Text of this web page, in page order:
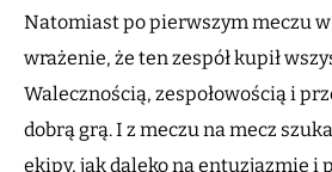
Natomiast po pierwszym meczu
wrażenie, że ten zespół kupił
Walecznością, zespołowością i
dobrą grą. I z meczu na mecz
ekipy, jak daleko na entuzjazmie i